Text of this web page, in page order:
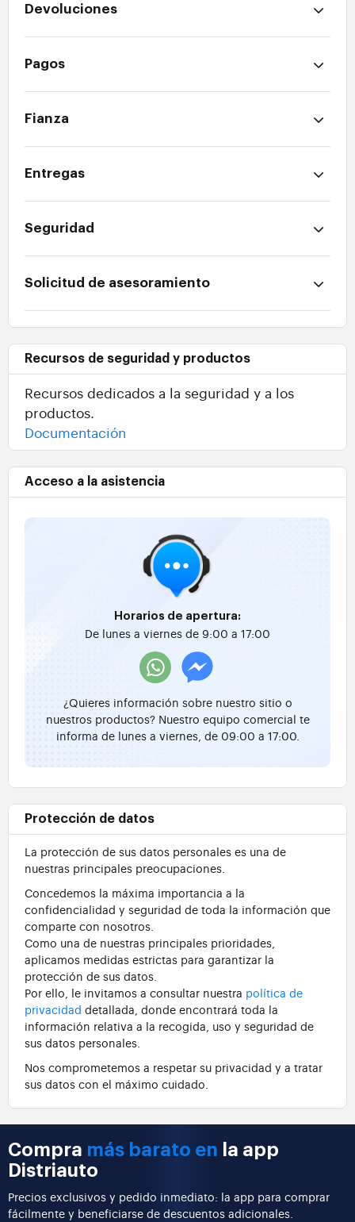
Devoluciones
Pagos
Fianza
Entregas
Seguridad
Solicitud de asesoramiento
Recursos de seguridad y productos
Recursos dedicados a la seguridad y a los
productos.
Documentación
Acceso a la asistencia
Horarios de apertura:
De lunes a viernes de 9:00 a 17:00
¿Quieres información sobre nuestro sitio o
nuestros productos? Nuestro equipo comercial te
informa de lunes a viernes, de 09:00 a 17:00.
Protección de datos
La protección de sus datos personales es una de
nuestras principales preocupaciones.
Concedemos la máxima importancia a la
confidencialidad y seguridad de toda la información que
comparte con nosotros.
Como una de nuestras principales prioridades,
aplicamos medidas estrictas para garantizar la
protección de sus datos.
Por ello, le invitamos a consultar nuestra política de
privacidad detallada, donde encontrará toda la
información relativa a la recogida, uso y seguridad de
sus datos personales.
Nos comprometemos a respetar su privacidad y a tratar
sus datos con el máximo cuidado.
Compra más barato en la app
Distriauto
Precios exclusivos y pedido inmediato: la app para comprar
fácilmente y beneficiarse de descuentos adicionales.